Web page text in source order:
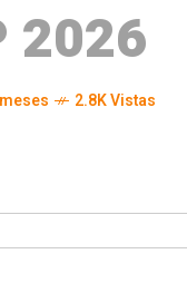
2026
2.8K Vistas